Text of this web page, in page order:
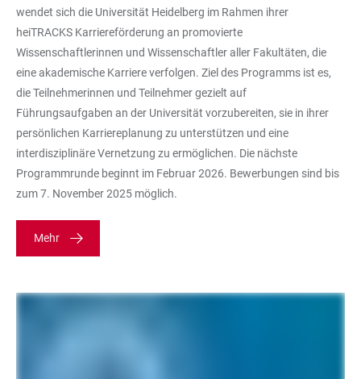
wendet sich die Universität Heidelberg im Rahmen ihrer
heiTRACKS Karriereförderung an promovierte
Wissenschaftlerinnen und Wissenschaftler aller Fakultäten, die
eine akademische Karriere verfolgen. Ziel des Programms ist es,
die Teilnehmerinnen und Teilnehmer gezielt auf
Führungsaufgaben an der Universität vorzubereiten, sie in ihrer
persönlichen Karriereplanung zu unterstützen und eine
interdisziplinäre Vernetzung zu ermöglichen. Die nächste
Programmrunde beginnt im Februar 2026. Bewerbungen sind bis
zum 7. November 2025 möglich.
Mehr